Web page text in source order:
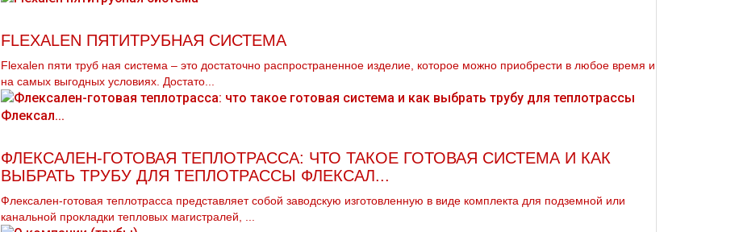
FLEXALEN ПЯТИТРУБНАЯ СИСТЕМА
Flехalеn пяти тpуб ная система – это достаточно распространенное изделие, которое можно приобрести в любое время и
на самых выгодных условиях. Достато...
ФЛЕКСАЛЕН-ГОТОВАЯ ТЕПЛОТРАССА: ЧТО ТАКОЕ ГОТОВАЯ СИСТЕМА И КАК
ВЫБРАТЬ ТРУБУ ДЛЯ ТЕПЛОТРАССЫ ФЛЕКСАЛ...
Флексален-готовая теплотрасса представляет собой заводскую изготовленную в виде комплекта для подземной или
канальной прокладки тепловых магистралей, ...